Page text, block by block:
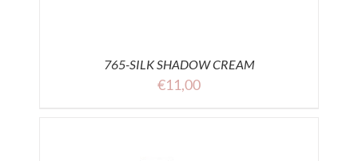
765-SILK SHADOW CREAM
€11,00